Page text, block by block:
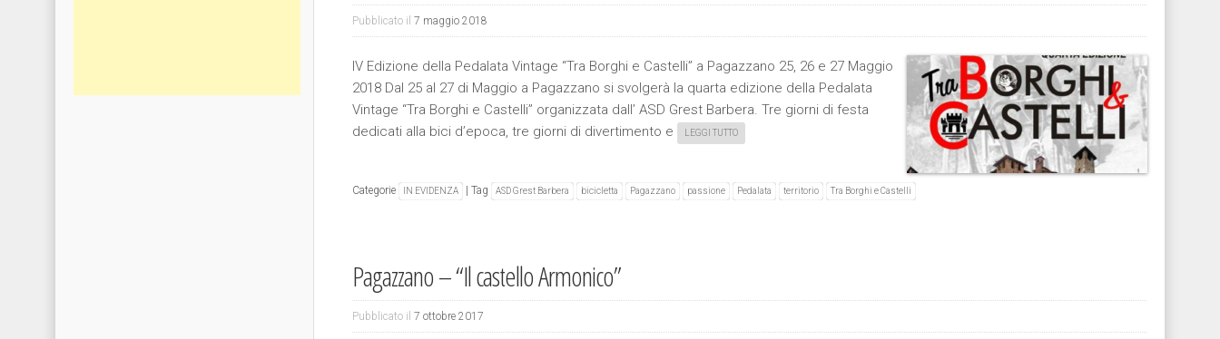
Pubblicato il 7 maggio 2018
IV Edizione della Pedalata Vintage “Tra Borghi e Castelli” a Pagazzano 25, 26 e 27 Maggio
2018 Dal 25 al 27 di Maggio a Pagazzano si svolgerà la quarta edizione della Pedalata
Vintage “Tra Borghi e Castelli” organizzata dall’ ASD Grest Barbera. Tre giorni di festa
dedicati alla bici d’epoca, tre giorni di divertimento e
LEGGI TUTTO
Categorie IN EVIDENZA | Tag ASD Grest Barbera bicicletta Pagazzano passione Pedalata territorio Tra Borghi e Castelli
Pagazzano – “Il castello Armonico”
Pubblicato il 7 ottobre 2017